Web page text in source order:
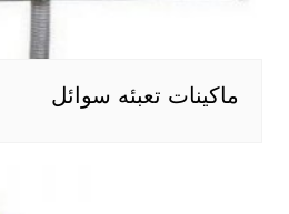
ماكينات تعبئه سوائل